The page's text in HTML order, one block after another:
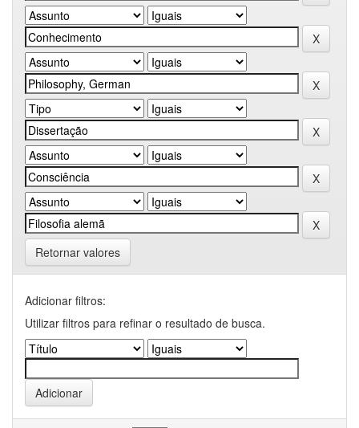
Retornar valores
Adicionar filtros:
Utilizar filtros para refinar o resultado de busca.